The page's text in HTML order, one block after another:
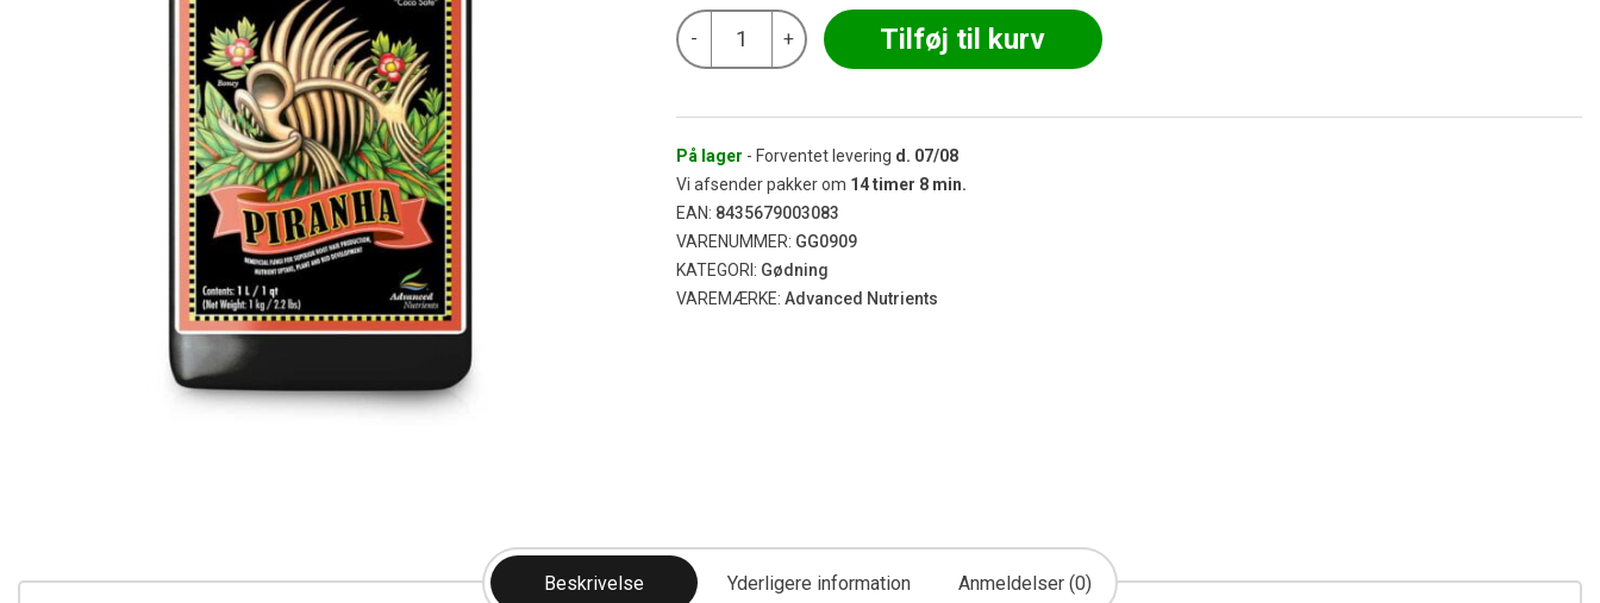
-
Advanced
Nutrients
-
+ Tilføj til kurv
På lager - Forventet levering d. 07/08
Vi afsender pakker om 14 timer 8 min.
EAN: 8435679003083
VARENUMMER: GG0909
KATEGORI: Gødning
VAREMÆRKE: Advanced Nutrients
Beskrivelse Yderligere information Anmeldelser (0)